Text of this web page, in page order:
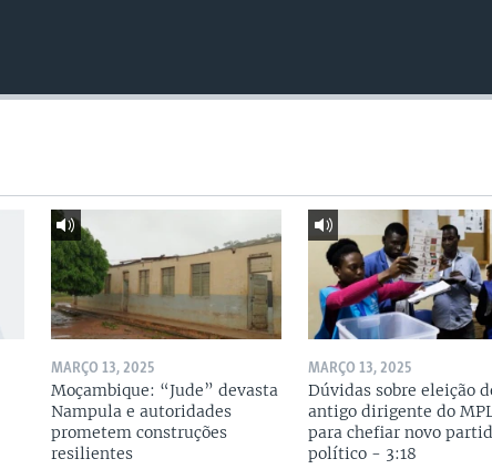
MARÇO 13, 2025
Moçambique: “Jude” devasta
Nampula e autoridades
prometem construções
resilientes
MARÇO 13, 2025
Dúvidas sobre eleição
antigo dirigente do
para chefiar novo
político - 3:18